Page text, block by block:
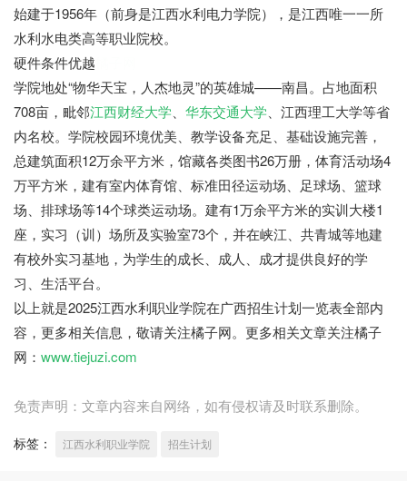
始建于1956年（前身是江西水利电力学院），是江西唯一一所
水利水电类高等职业院校。
硬件条件优越
学院地处“物华天宝，人杰地灵”的英雄城——南昌。占地面积
708亩，毗邻江西财经大学、 华东交通大学、江西理工大学等省
内名校。学院校园环境优美、教学设备充足、基础设施完善，
总建筑面积12万余平方米，馆藏各类图书26万册，体育活动场4
万平方米，建有室内体育馆、标准田径运动场、足球场、篮球
场、排球场等14个球类运动场。建有1万余平方米的实训大楼1
座，实习（训）场所及实验室73个，并在峡江、共青城等地建
有校外实习基地，为学生的成长、成人、成才提供良好的学
习、生活平台。
以上就是2025江西水利职业学院在广西招生计划一览表全部内
容，更多相关信息，敬请关注橘子网。更多相关文章关注橘子
网： www.tiejuzi.com
免责声明：文章内容来自网络，如有侵权请及时联系删除。
标签： 江西水利职业学院 招生计划